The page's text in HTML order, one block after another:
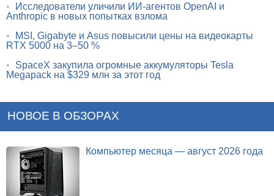
•
Исследователи уличили ИИ-агентов OpenAI и
Anthropic в новых попытках взлома
•
MSI, Gigabyte и Asus повысили цены на видеокарты
RTX 5000 на 3–50 %
•
SpaceX закупила огромные аккумуляторы Tesla
Megapack на $329 млн за этот год
НОВОЕ В ОБЗОРАХ
Компьютер месяца — август 2026 года